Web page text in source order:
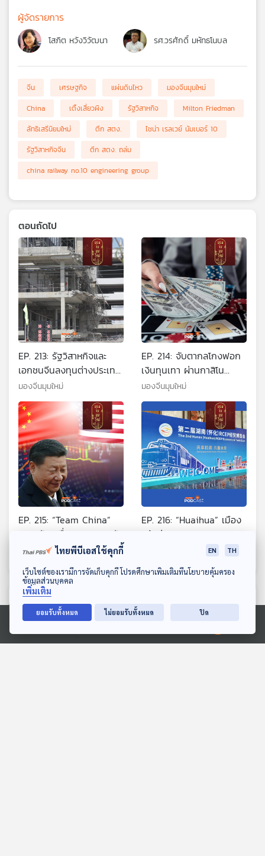
ดาวน์โหลด Thai PBS Podcast Application
Ⓒ 2020 องค์การกระจายเสียงและแพร่ภาพสาธารณะแห่งประเทศไทย
ผู้จัดรายการ
โสภิต หวังวิวัฒนา รศ.วรศักดิ์ มหัทธโนบล
จีน เศรษฐกิจ แผ่นดินไหว
มองจีนมุมใหม่
China
เติ้งเสี่ยวผิง รัฐวิสาหกิจ
Milton Friedman
ลัทธิเสรีนิยมใหม่
ตึก สตง.
ไชน่า เรลเวย์ นัมเบอร์ 10
รัฐวิสาหกิจจีน
ตึก สตง. ถล่ม
china railway no.10 engineering group
ตอนถัดไป
EP. 213: รัฐวิสาหกิจและ
เอกชนจีนลงทุนต่างประเทศ
รัฐบาลจีนอุดหนุนอย่างไร
มองจีนมุมใหม่
EP. 214: จับตากลโกงฟอก
เงินทุนเทา ผ่านกาสิโน
คอมเพล็กซ์และธุรกรรมการ
เงินออนไลน์
มองจีนมุมใหม่
EP. 215: “Team China”
กลไกขับเคลื่อนเศรษฐกิจตัว
ใหม่ของจีนเพื่อหนุน
มองจีนมุมใหม่
EP. 216: “Huaihua” เมือง
หน้าต่างมณฑลหูหนานบู
รณาการจีนสู่โลก ผ่านข้อ
ตอนที่เกี่ยวข้อง
ไทยพีบีเอสใช้คุกกี้ EN TH
เว็บไซต์ของเรามีการจัดเก็บคุกกี้ โปรดศึกษาเพิ่มเติมที่นโยบายคุ้มครอง
ข้อมูลส่วนบุคคล
เพิ่มเติม
ยอมรับทั้งหมด ไม่ยอมรับทั้งหมด ปิด